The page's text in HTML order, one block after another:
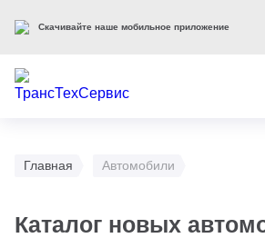
Главная Автомобили
Каталог новых
Скачивайте наше мобильное приложение